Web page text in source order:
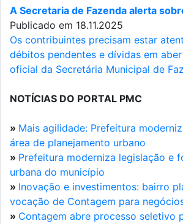
A Secretaria de Fazenda alerta
Publicado em 18.11.2025
Os contribuintes precisam estar
débitos pendentes e dívidas em
oficial da Secretária Municipal de
NOTÍCIAS DO PORTAL PMC
» Mais agilidade: Prefeitura
área de planejamento urbano
» Prefeitura moderniza legislação e
urbana do município
» Inovação e investimentos: bairro
vocação de Contagem para
» Contagem abre processo seletivo